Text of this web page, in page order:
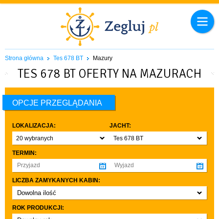
Strona główna Tes 678 BT Mazury
TES 678 BT OFERTY NA MAZURACH
OPCJE PRZEGLĄDANIA
LOKALIZACJA:
20 wybranych
JACHT:
Tes 678 BT
TERMIN:
LICZBA ZAMYKANYCH KABIN:
Dowolna ilość
co najmniej 1
co najmniej 2
ROK PRODUKCJI: